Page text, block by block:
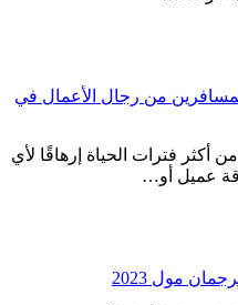
من رجال الأعمال في
فترات الحياة إرهاقًا لأي
عميل أو…
مول 2023